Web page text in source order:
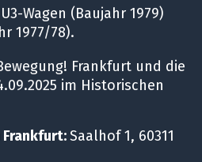
Wagen (Baujahr 1979)
1977/78).
Frankfurt und die
im Historischen
Saalhof 1, 60311